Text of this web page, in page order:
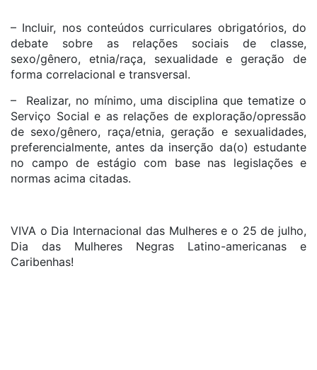
– Incluir, nos conteúdos curriculares obrigatórios, do
debate sobre as relações sociais de classe,
sexo/gênero, etnia/raça, sexualidade e geração de
forma correlacional e transversal.
– Realizar, no mínimo, uma disciplina que tematize o
Serviço Social e as relações de exploração/opressão
de sexo/gênero, raça/etnia, geração e sexualidades,
preferencialmente, antes da inserção da(o) estudante
no campo de estágio com base nas legislações e
normas acima citadas.
VIVA o Dia Internacional das Mulheres e o 25 de julho,
Dia das Mulheres Negras Latino-americanas e
Caribenhas!